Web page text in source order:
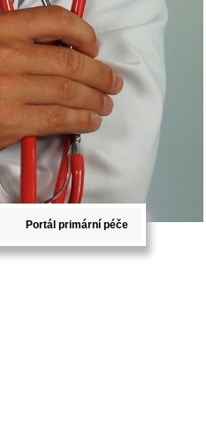
Portál primární péče